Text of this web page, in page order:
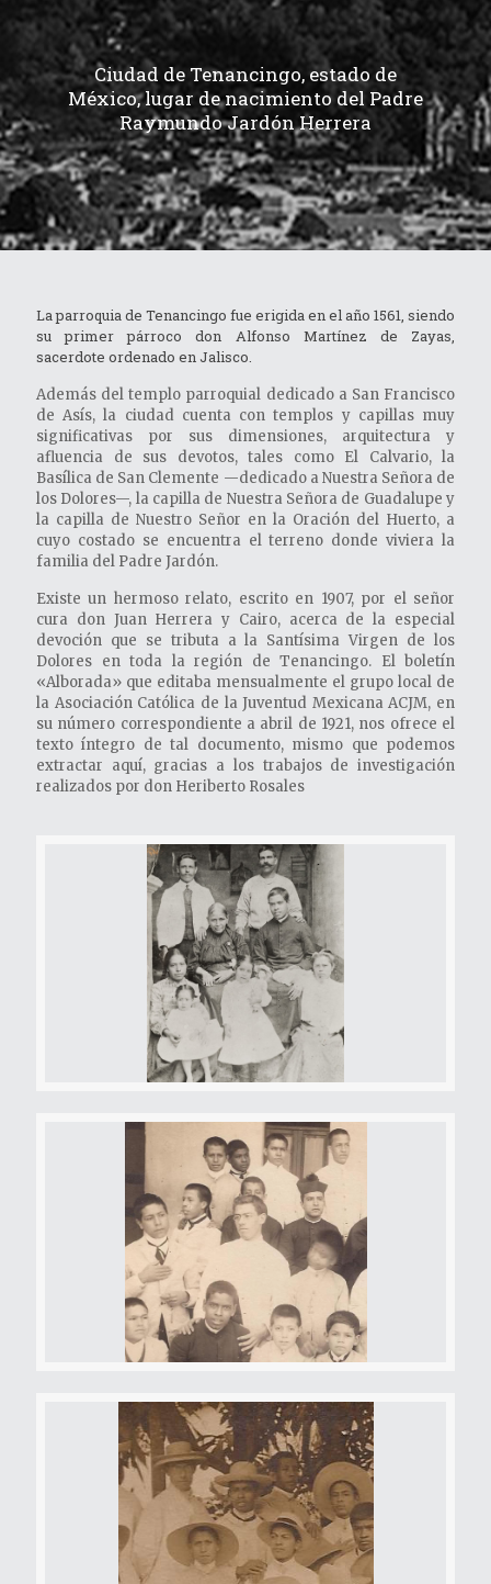
Ciudad de Tenancingo, estado de
México, lugar de nacimiento del Padre
Raymundo Jardón Herrera
La parroquia de Tenancingo fue erigida en el año 1561, siendo
su primer párroco don Alfonso Martínez de Zayas,
sacerdote ordenado en Jalisco.
Además del templo parroquial dedicado a San Francisco
de Asís, la ciudad cuenta con templos y capillas muy
significativas por sus dimensiones, arquitectura y
afluencia de sus devotos, tales como El Calvario, la
Basílica de San Clemente —dedicado a Nuestra Señora de
los Dolores—, la capilla de Nuestra Señora de Guadalupe y
la capilla de Nuestro Señor en la Oración del Huerto, a
cuyo costado se encuentra el terreno donde viviera la
familia del Padre Jardón.
Existe un hermoso relato, escrito en 1907, por el señor
cura don Juan Herrera y Cairo, acerca de la especial
devoción que se tributa a la Santísima Virgen de los
Dolores en toda la región de Tenancingo. El boletín
«Alborada» que editaba mensualmente el grupo local de
la Asociación Católica de la Juventud Mexicana ACJM, en
su número correspondiente a abril de 1921, nos ofrece el
texto íntegro de tal documento, mismo que podemos
extractar aquí, gracias a los trabajos de investigación
realizados por don Heriberto Rosales